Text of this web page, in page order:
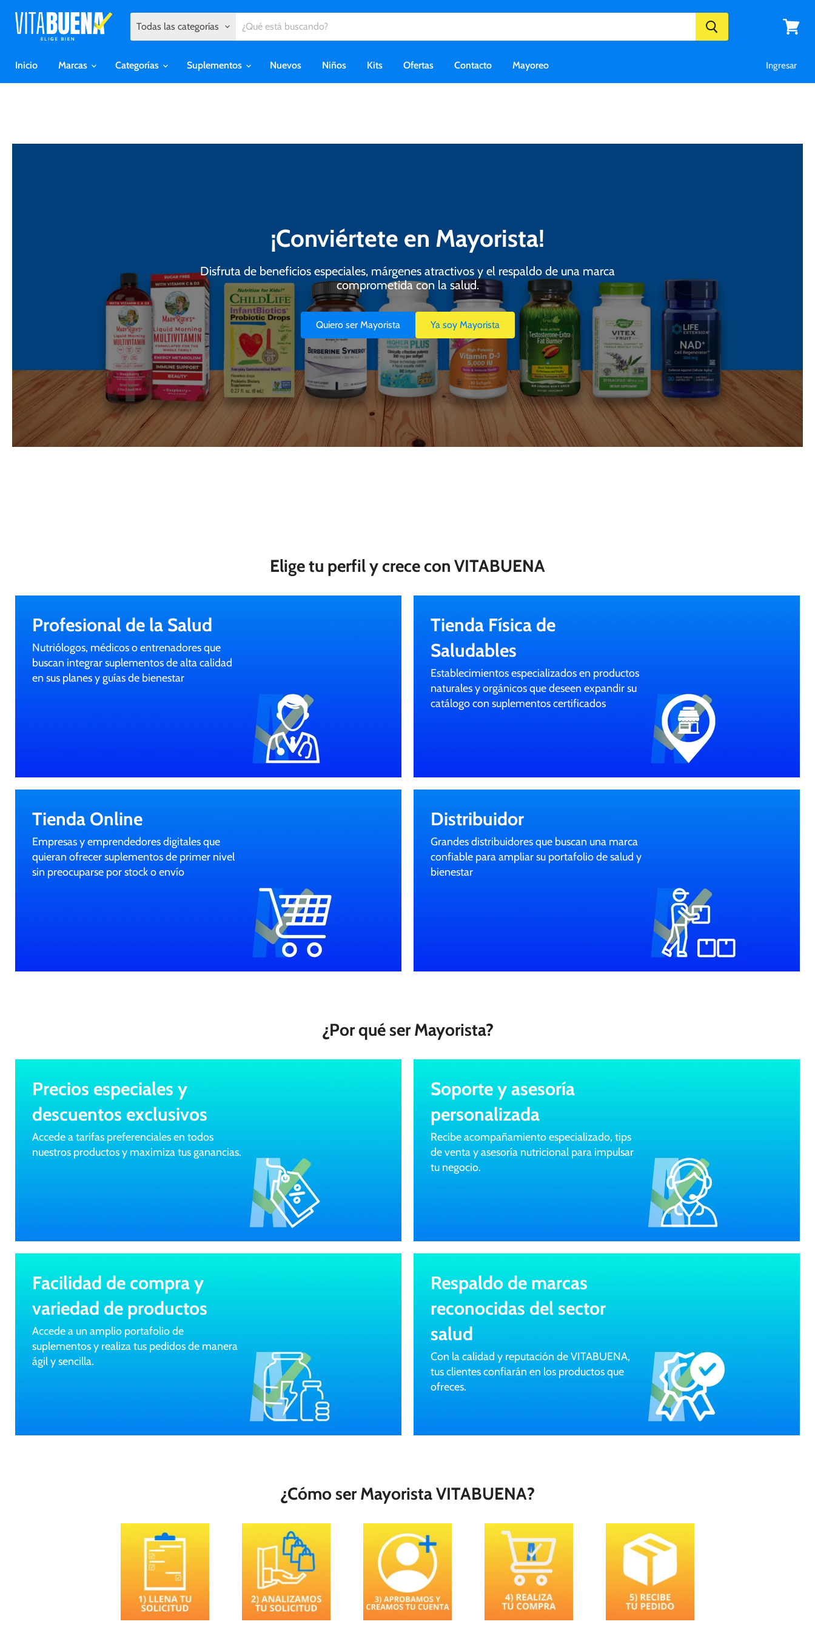
Todas las categorías
Inicio
Marcas Categorías Suplementos Nuevos Niños Kits Ofertas Contacto Mayoreo Ingresar
¡Conviértete en Mayorista!
Disfruta de beneficios especiales, márgenes atractivos y el respaldo de una marca
comprometida con la salud.
Quiero ser Mayorista Ya soy Mayorista
Elige tu perfil y crece con VITABUENA
Profesional de la Salud
Nutriólogos, médicos o entrenadores que
buscan integrar suplementos de alta calidad
en sus planes y guías de bienestar
Tienda Física de
Saludables
Establecimientos especializados en productos
naturales y orgánicos que deseen expandir su
catálogo con suplementos certificados
Tienda Online
Empresas y emprendedores digitales que
quieran ofrecer suplementos de primer nivel
sin preocuparse por stock o envío
Distribuidor
Grandes distribuidores que buscan una marca
confiable para ampliar su portafolio de salud y
bienestar
¿Por qué ser Mayorista?
Precios especiales y
descuentos exclusivos
Accede a tarifas preferenciales en todos
nuestros productos y maximiza tus ganancias.
Soporte y asesoría
personalizada
Recibe acompañamiento especializado, tips
de venta y asesoría nutricional para impulsar
tu negocio.
Facilidad de compra y
variedad de productos
Accede a un amplio portafolio de
suplementos y realiza tus pedidos de manera
ágil y sencilla.
Respaldo de marcas
reconocidas del sector
salud
Con la calidad y reputación de VITABUENA,
tus clientes confiarán en los productos que
ofreces.
¿Cómo ser Mayorista VITABUENA?